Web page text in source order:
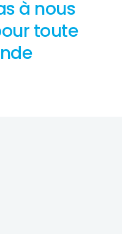
à nous
toute